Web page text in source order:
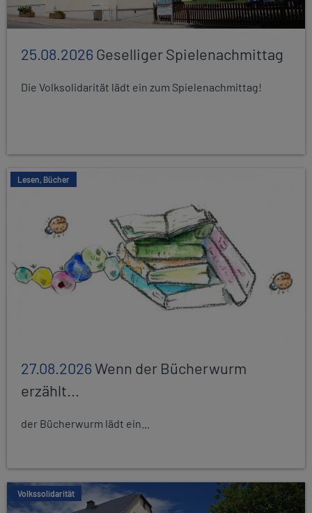
25.08.2026Geselliger Spielenachmittag
Die Volksolidarität lädt ein zum Spielenachmittag!
Lesen, Bücher
27.08.2026Wenn der Bücherwurm
erzählt...
der Bücherwurm lädt ein...
Volkssolidarität